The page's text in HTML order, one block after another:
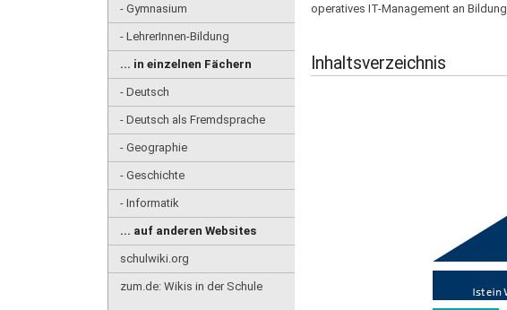
- Gymnasium
- LehrerInnen-Bildung
... in einzelnen Fächern
- Deutsch
- Deutsch als Fremdsprache
- Geographie
- Geschichte
- Informatik
... auf anderen Websites
schulwiki.org
zum.de: Wikis in der Schule
operatives IT-Management an
Inhaltsverzeichnis